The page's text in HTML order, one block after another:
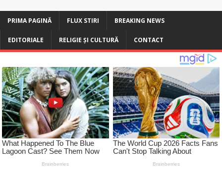
PRIMA PAGINĂ FLUX STIRI BREAKING NEWS
EDITORIALE RELIGIE ȘI CULTURĂ CONTACT